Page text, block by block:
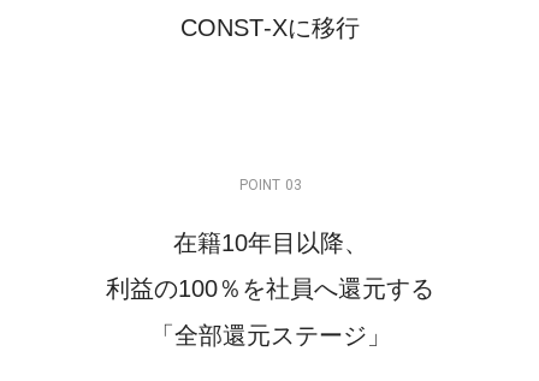
CONST-Xに移行
PO NT 03
在籍10年目 以降、
利益の100％ を社 員へ還元する
「全部還元ステージ 」